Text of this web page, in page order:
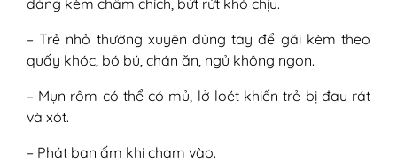
dẳng kèm châm chích, bứt rứt khó chịu.
– Trẻ nhỏ thường xuyên dùng tay để gãi kèm theo
quấy khóc, bó bú, chán ăn, ngủ không ngon.
– Mụn rôm có thể có mủ, lở loét khiến trẻ bị đau rát
và xót.
– Phát ban ấm khi chạm vào.